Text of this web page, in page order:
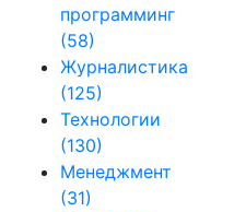
программинг
(58)
Журналистика
(125)
Технологии
(130)
Менеджмент
(31)